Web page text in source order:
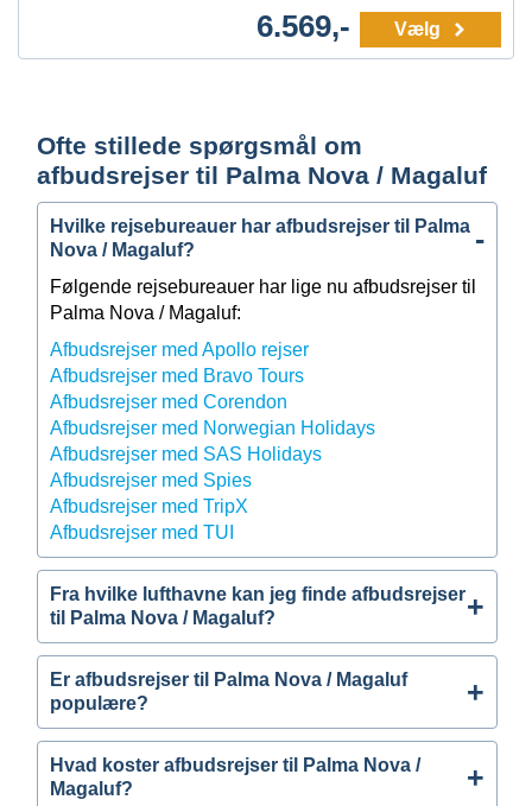
6.569,- Vælg
Ofte stillede spørgsmål om
afbudsrejser til Palma Nova / Magaluf
Hvilke rejsebureauer har afbudsrejser til Palma
Nova / Magaluf?
Følgende rejsebureauer har lige nu afbudsrejser til
Palma Nova / Magaluf:
Afbudsrejser med Apollo rejser
Afbudsrejser med Bravo Tours
Afbudsrejser med Corendon
Afbudsrejser med Norwegian Holidays
Afbudsrejser med SAS Holidays
Afbudsrejser med Spies
Afbudsrejser med TripX
Afbudsrejser med TUI
Fra hvilke lufthavne kan jeg finde afbudsrejser
til Palma Nova / Magaluf?
Er afbudsrejser til Palma Nova / Magaluf
populære?
Hvad koster afbudsrejser til Palma Nova /
Magaluf?